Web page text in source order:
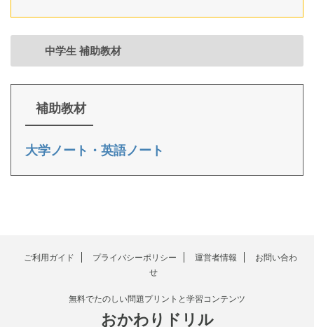
中学生 補助教材
補助教材
大学ノート・英語ノート
ご利用ガイド プライバシーポリシー 運営者情報
お問い合わ
せ
無料でたのしい問題プリントと学習コンテンツ
おかわりドリル